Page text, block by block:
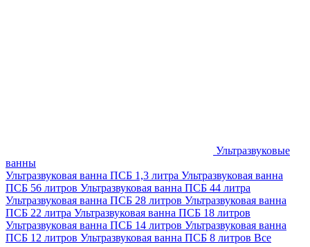
Ультразвуковые
ванны
Ультразвуковая ванна ПСБ 1,3 литра Ультразвуковая ванна
ПСБ 56 литров Ультразвуковая ванна ПСБ 44 литра
Ультразвуковая ванна ПСБ 28 литров Ультразвуковая ванна
ПСБ 22 литра Ультразвуковая ванна ПСБ 18 литров
Ультразвуковая ванна ПСБ 14 литров Ультразвуковая ванна
ПСБ 12 литров Ультразвуковая ванна ПСБ 8 литров Все